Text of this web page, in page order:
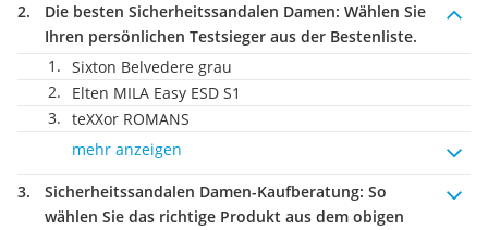
Die besten Sicherheitssandalen Damen: Wählen Sie
Ihren persönlichen Testsieger aus der Bestenliste.
Sixton Belvedere grau
Elten MILA Easy ESD S1
teXXor ROMANS
mehr anzeigen
Sicherheitssandalen Damen-Kaufberatung: So
wählen Sie das richtige Produkt aus dem obigen